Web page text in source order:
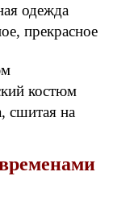
одежда
прекрасное
костюм
сшитая на